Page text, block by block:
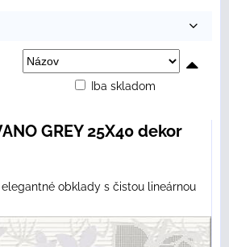
Iba skladom
GREY 25X40 dekor
obklady s čistou lineárnou